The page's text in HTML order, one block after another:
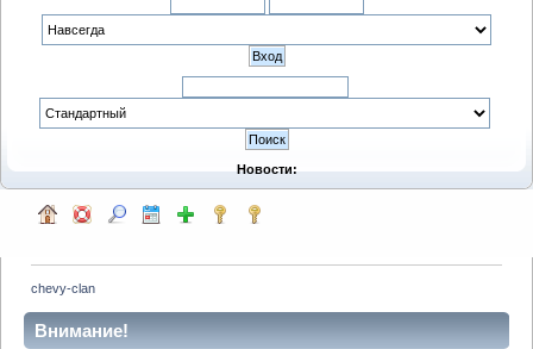
Новости:
chevy-clan
Внимание!